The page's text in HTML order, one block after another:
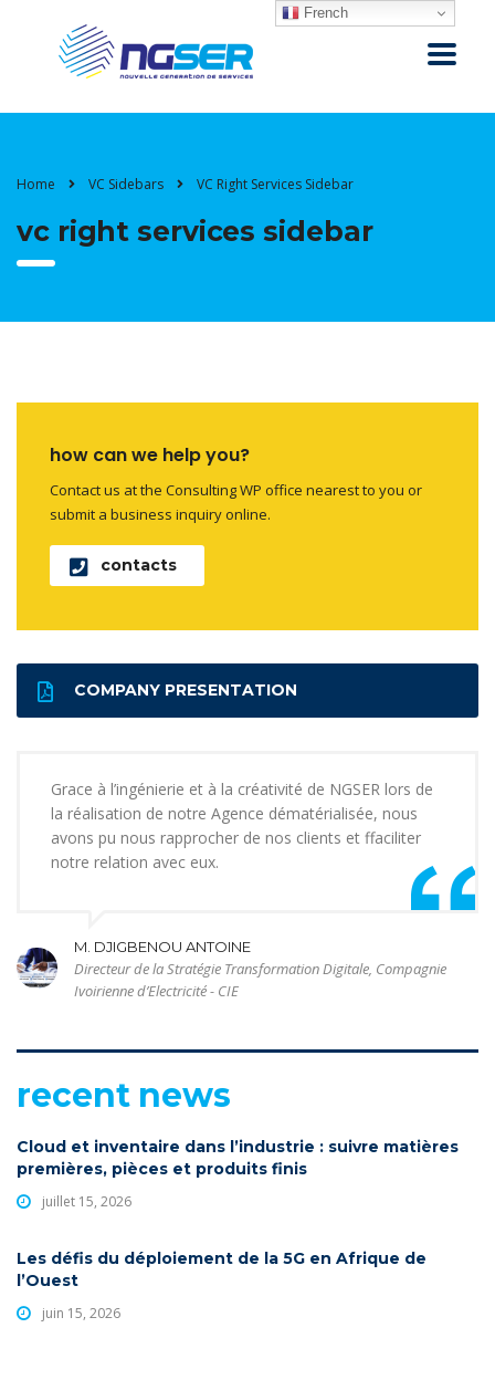
Home VC Sidebars VC Right Services Sidebar
vc right services sidebar
how can we help you?
Contact us at the Consulting WP office nearest to you or
submit a business inquiry online.
contacts
COMPANY PRESENTATION
Grace à l’ingénierie et à la créativité de NGSER lors de
la réalisation de notre Agence dématérialisée, nous
avons pu nous rapprocher de nos clients et ffaciliter
notre relation avec eux.
M. DJIGBENOU ANTOINE
Directeur de la Stratégie Transformation Digitale, Compagnie
Ivoirienne d’Electricité - CIE
recent news
Cloud et inventaire dans l’industrie : suivre matières
premières, pièces et produits finis
juillet 15, 2026
Les défis du déploiement de la 5G en Afrique de
l’Ouest
juin 15, 2026
French